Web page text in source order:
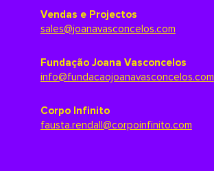
Vendas e Projectos
sales@joanavasconcelos.com
Fundação Joana Vasconcelos
info@fundacaojoanavasconcelos.com
Corpo Infinito
fausta.rendall@corpoinfinito.com